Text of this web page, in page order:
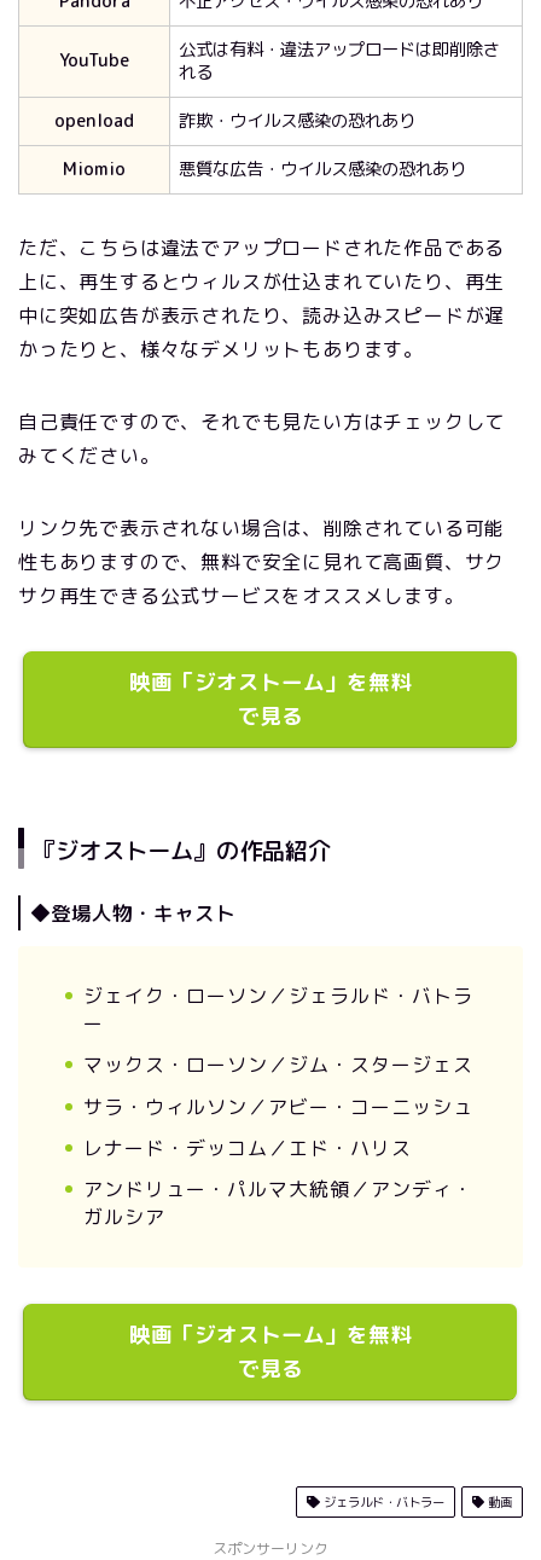
YouTube
公式は有料・違法アップロードは即削除さ
れる
openload
詐欺・ウイルス感染の恐れあり
Miomio
悪質な広告・ウイルス感染の恐れあり
ただ、こちらは違法でアップロードされた作品である
上に、再生するとウィルスが仕込まれていたり、再生
中に突如広告が表示されたり、読み込みスピードが遅
かったりと、様々なデメリットもあります。
自己責任ですので、それでも見たい方はチェックして
みてください。
リンク先で表示されない場合は、削除されている可能
性もありますので、無料で安全に見れて高画質、サク
サク再生できる公式サービスをオススメします。
映画「ジオストーム」を無料
で見る
『ジオストーム』の作品紹介
◆登場人物・キャスト
ジェイク・ローソン／ジェラルド・バトラ
ー
マックス・ローソン／ジム・スタージェス
サラ・ウィルソン／アビー・コーニッシュ
レナード・デッコム／エド・ハリス
アンドリュー・パルマ大統領／アンディ・
ガルシア
映画「ジオストーム」を無料
で見る
ジェラルド・バトラー 動画
スポンサーリンク